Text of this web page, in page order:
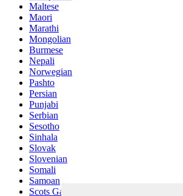
Maltese
Maori
Marathi
Mongolian
Burmese
Nepali
Norwegian
Pashto
Persian
Punjabi
Serbian
Sesotho
Sinhala
Slovak
Slovenian
Somali
Samoan
Scots Gaelic